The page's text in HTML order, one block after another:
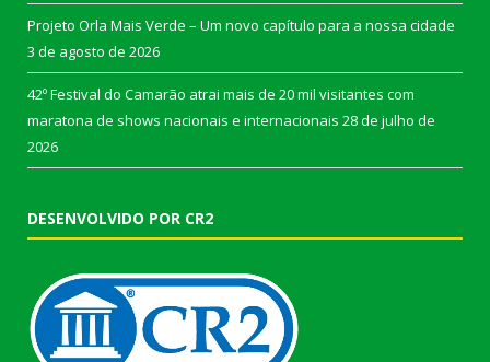
Projeto Orla Mais Verde – Um novo capítulo para a nossa cidade
3 de agosto de 2026
42º Festival do Camarão atrai mais de 20 mil visitantes com
maratona de shows nacionais e internacionais 28 de julho de
2026
DESENVOLVIDO POR CR2